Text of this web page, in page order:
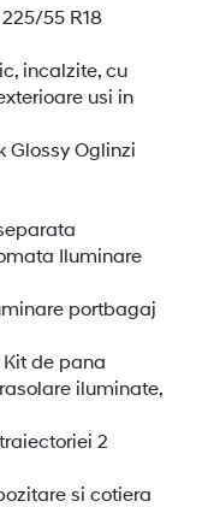
55 R18
incalzite, cu
usi in
Glossy Oglinzi
Iluminare
portbagaj
de pana
iluminate,
2
si cotiera